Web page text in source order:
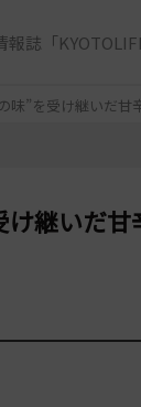
誌「
味”を受け継いだ甘
け継いだ